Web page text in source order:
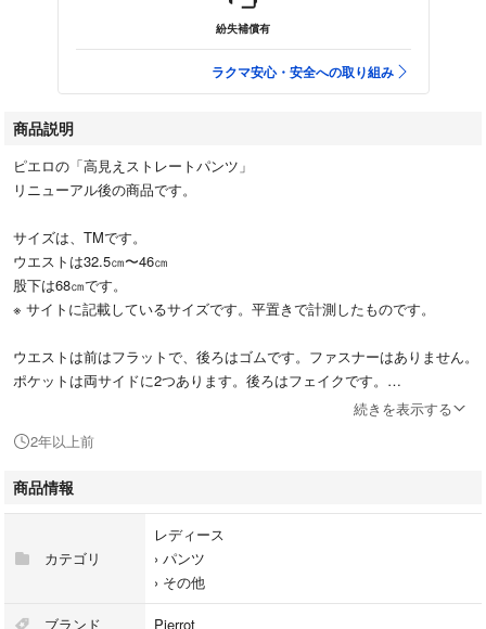
紛失補償有
ラクマ安心・安全への取り組み
商品説明
ピエロの「高見えストレートパンツ」
リニューアル後の商品です。
サイズは、TMです。
ウエストは32.5㎝〜46㎝
股下は68㎝です。
※ サイトに記載しているサイズです。平置きで計測したものです。
ウエストは前はフラットで、後ろはゴムです。ファスナーはありません。
ポケットは両サイドに2つあります。後ろはフェイクです。
2回着用しました。
洗濯済みです。
#ルンルンcloset
ご覧頂きまして、ありがとうございます。
続きを表示する
2年以上前
商品情報
カテゴリ
レディース
› パンツ
› その他
ブランド Pierrot